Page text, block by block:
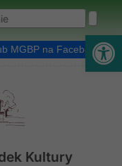
MGBP na Facebooku
Kultury